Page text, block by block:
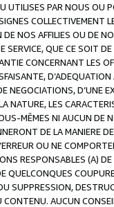
UTILISES PAR NOUS OU
COLLECTIVEMENT
NOS AFFILIES OU DE
SERVICE, QUE CE SOIT
CONCERNANT LES
NEGOCIATIONS, D’UNE
NATURE, LES
MÊMES NI AUCUN DE
DE LA MANIERE
OU NE
RESPONSABLES (A)
QUELCONQUES
SUPPRESSION,
AUCUN